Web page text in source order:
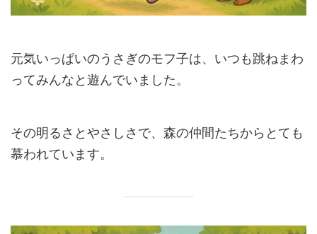
元気いっぱいのうさぎのモフ子は、いつも跳ねまわ
ってみんなと遊んでいました。
その明るさとやさしさで、森の仲間たちからとても
慕われています。